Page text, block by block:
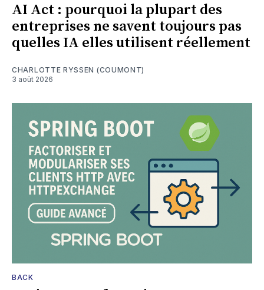
AI Act : pourquoi la plupart des
entreprises ne savent toujours pas
quelles IA elles utilisent réellement
CHARLOTTE RYSSEN (COUMONT)
3 août 2026
BACK